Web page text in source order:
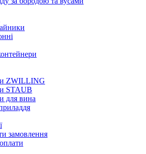
ZWILLING
STAUB
для вина
замовлення